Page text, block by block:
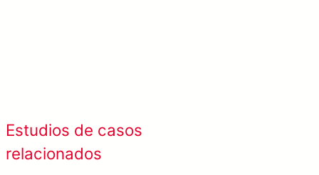
Estudios de casos
relacionados